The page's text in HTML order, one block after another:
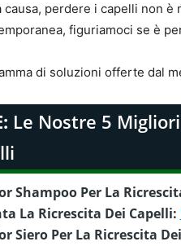
causa, perdere i capelli non
figuriamoci se è
di soluzioni offerte dal
Le Nostre 5
Shampoo Per La
La Ricrescita Dei Capelli:
Siero Per La Ricrescita